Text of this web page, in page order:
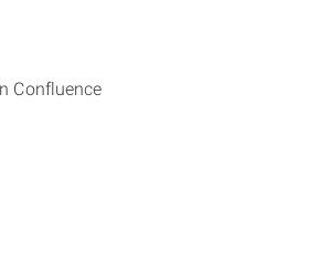
Confluence